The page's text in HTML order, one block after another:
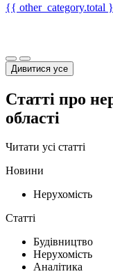
{{ other_category.total
Дивитися усе
Статті про
області
Читати усі статті
Новини
Нерухомість
Статті
Будівництво
Нерухомість
Аналітика